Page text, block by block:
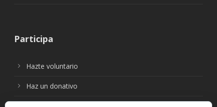
Participa
Hazte voluntario
Haz un donativo